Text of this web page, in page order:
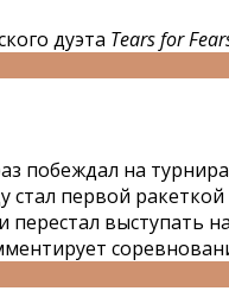
дуэта Tears for
побеждал на
стал первой ракеткой
перестал выступать